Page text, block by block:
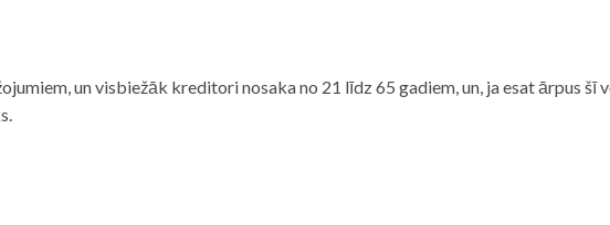
un visbiežāk kreditori nosaka no 21 līdz 65 gadiem, un, ja esat ārpus šī